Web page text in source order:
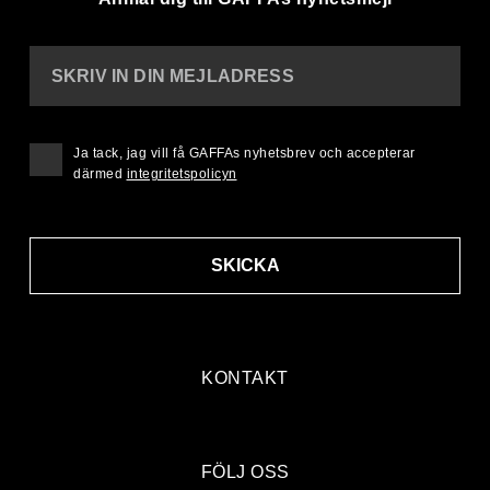
KONTAKT
SKRIV IN DIN MEJLADRESS
SKICKA
Ja tack, jag vill få GAFFAs nyhetsbrev och accepterar
därmed integritetspolicyn
FÖLJ OSS